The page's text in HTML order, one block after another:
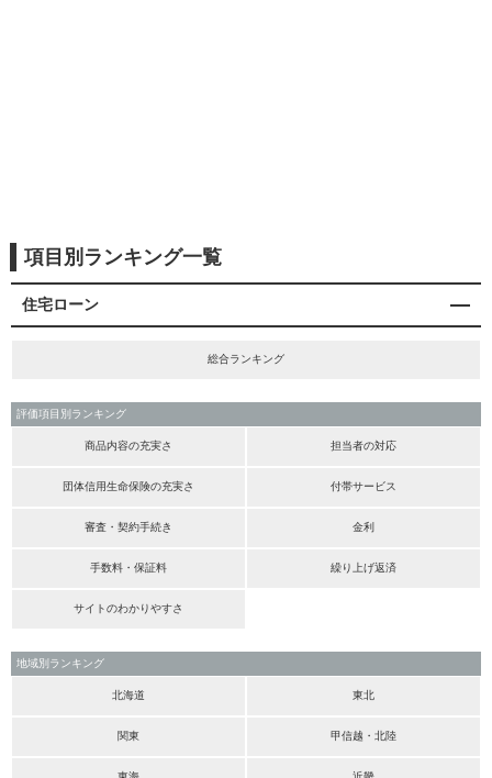
項目別ランキング一覧
住宅ローン
総合ランキング
評価項目別ランキング
商品内容の充実さ 担当者の対応
団体信用生命保険の充実さ 付帯サービス
審査・契約手続き 金利
手数料・保証料 繰り上げ返済
サイトのわかりやすさ
地域別ランキング
北海道 東北
関東 甲信越・北陸